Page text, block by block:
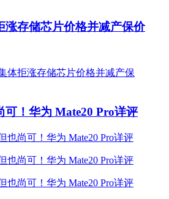
涨存储芯片价格并减产保价
可！华为 Mate20 Pro详评